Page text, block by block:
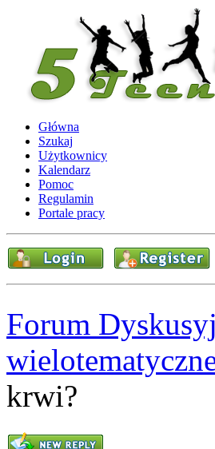
Główna
Szukaj
Użytkownicy
Kalendarz
Pomoc
Regulamin
Portale pracy
Forum
krwi?